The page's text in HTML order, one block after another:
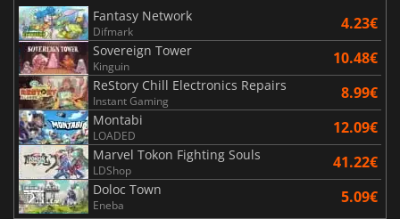
Fantasy Network
Difmark 4.23€
Sovereign Tower
Kinguin 10.48€
ReStory Chill Electronics Repairs
Instant Gaming 8.99€
Montabi
LOADED 12.09€
Marvel Tokon Fighting Souls
LDShop 41.22€
Doloc Town
Eneba 5.09€